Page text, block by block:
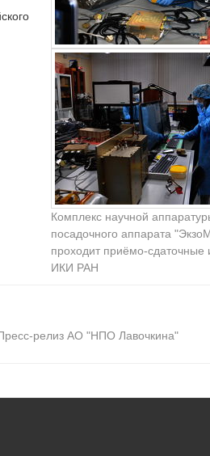
Комплекс научной
посадочного аппарата
проходит приёмо-сдаточные
ИКИ РАН
релиз АО "НПО Лавочкина"